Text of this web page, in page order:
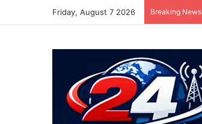
Friday, August 7 2026 Breaking News